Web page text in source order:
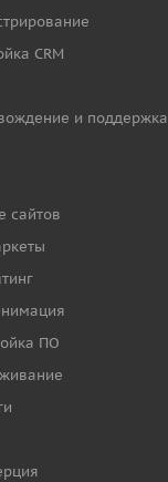
CRM
и поддержка
сайтов
ПО